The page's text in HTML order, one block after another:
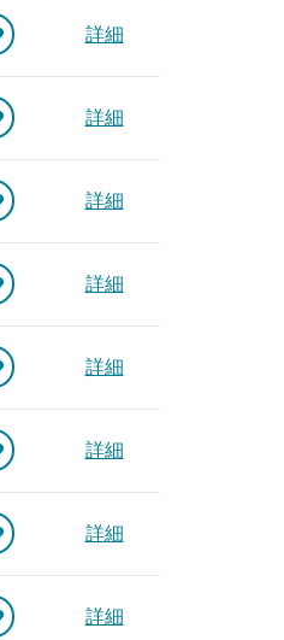
詳細
詳細
詳細
詳細
詳細
詳細
詳細
詳細